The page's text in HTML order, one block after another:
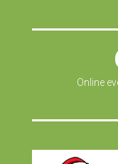
Online